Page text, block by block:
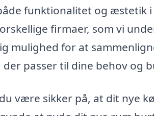
funktionalitet og æstetik
firmaer, som vi
mulighed for at
passer til dine behov og
være sikker på, at dit nye